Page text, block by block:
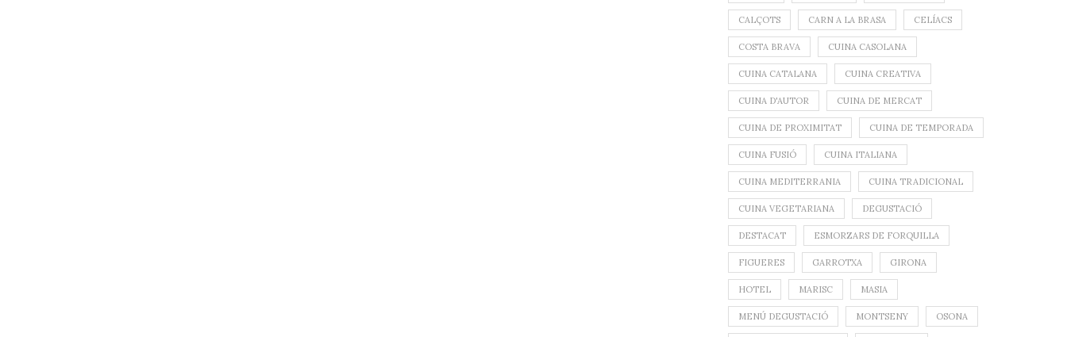
CALÇOTS CARN A LA BRASA CELÍACS
COSTA BRAVA CUINA CASOLANA
CUINA CATALANA CUINA CREATIVA
CUINA D'AUTOR CUINA DE MERCAT
CUINA DE PROXIMITAT CUINA DE TEMPORADA
CUINA FUSIÓ CUINA ITALIANA
CUINA MEDITERRANIA CUINA TRADICIONAL
CUINA VEGETARIANA DEGUSTACIÓ
DESTACAT ESMORZARS DE FORQUILLA
FIGUERES GARROTXA GIRONA
HOTEL MARISC MASIA
MENÚ DEGUSTACIÓ MONTSENY OSONA